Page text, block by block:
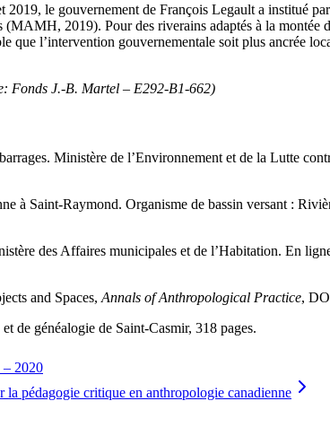
le gouvernement de François Legault a institué
2019). Pour des riverains adaptés à la montée
l’intervention gouvernementale soit plus ancrée
Fonds J.-B. Martel – E292-B1-662)
Ministère de l’Environnement et de la Lutte
à Saint-Raymond. Organisme de bassin versant :
des Affaires municipales et de l’Habitation. En
and Spaces, Annals of Anthropological Practice,
de généalogie de Saint-Casmir, 318 pages.
– 2020
la pédagogie critique en anthropologie canadienne